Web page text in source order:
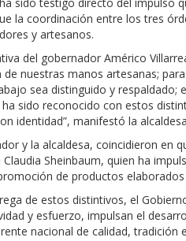
la coordinación entre los tres
y artesanos.
del gobernador Américo
de nuestras manos artesanas;
sea distinguido y respaldado;
sido reconocido con estos
identidad”, manifestó la
y la alcaldesa, coincidieron en
Sheinbaum, quien ha
de productos
de estos distintivos, el
y esfuerzo, impulsan el
nacional de calidad, tradición